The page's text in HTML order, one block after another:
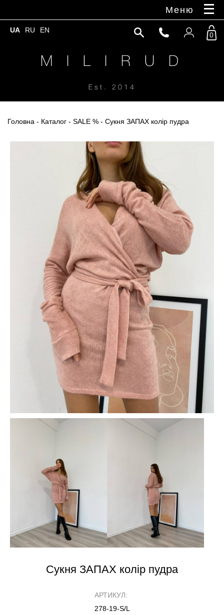
Меню
UA RU EN
M I L I R U D
Est. 2014
0
Головна - Каталог - SALE % - Сукня ЗАПАХ колір пудра
Сукня ЗАПАХ колір пудра
АРТИКУЛ:
278-19-S/L